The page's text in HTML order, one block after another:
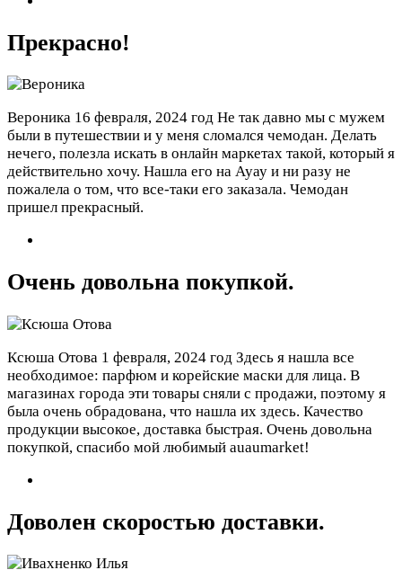
Прекрасно!
Вероника 16 февраля, 2024 год Не так давно мы с мужем
были в путешествии и у меня сломался чемодан. Делать
нечего, полезла искать в онлайн маркетах такой, который я
действительно хочу. Нашла его на Ауау и ни разу не
пожалела о том, что все-таки его заказала. Чемодан
пришел прекрасный.
Очень довольна покупкой.
Ксюша Отова 1 февраля, 2024 год Здесь я нашла все
необходимое: парфюм и корейские маски для лица. В
магазинах города эти товары сняли с продажи, поэтому я
была очень обрадована, что нашла их здесь. Качество
продукции высокое, доставка быстрая. Очень довольна
покупкой, спасибо мой любимый auaumarket!
Доволен скоростью доставки.